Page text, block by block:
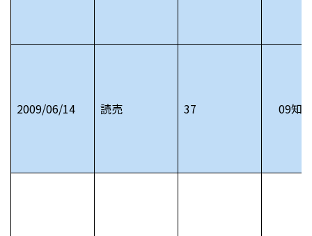
2009/06/14 読売 37 09知